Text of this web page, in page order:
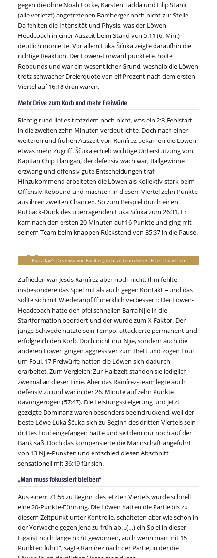
gegen die ohne Noah Locke, Karsten Tadda und Filip Stanic
(alle verletzt) angetretenen Bamberger noch nicht zur Stelle.
Da fehlten die Intensität und Physis, was der Löwen-
Headcoach in einer Auszeit beim Stand von 5:11 (6. Min.)
deutlich monierte. Vor allem Luka Ščuka zeigte daraufhin die
richtige Reaktion. Der Löwen-Forward punktete, holte
Rebounds und war ein wesentlicher Grund, weshalb die Löwen
trotz schwacher Dreierquote von elf Prozent nach dem ersten
Viertel auf 16:18 dran waren.
Mehr Drive zum Korb und mehr Freiwürfe
Richtig rund lief es trotzdem noch nicht, was ein 2:8-Fehlstart
in die zweiten zehn Minuten verdeutlichte. Doch nach einer
weiteren und frühen Auszeit von Ramírez bekamen die Löwen
etwas mehr Zugriff. Ščuka erhielt wichtige Unterstützung von
Kapitän Chip Flanigan, der defensiv wach war, Ballgewinne
erzwang und offensiv gute Entscheidungen traf.
Hinzukommend arbeiteten die Löwen als Kollektiv stark beim
Offensiv-Rebound und machten in diesem Viertel zehn Punkte
aus ihren zweiten Chancen. So zum Beispiel durch einen
Putback-Dunk des überragenden Luka Ščuka zum 26:31. Er
kam nach den ersten 20 Minuten auf 16 Punkte und ging mit
seinem Team beim knappen Rückstand von 35:37 in die Pause.
Barra Njie’s Drive war von Bamberg nicht zu kontrollieren. Fotos: Daniel Löb
Zufrieden war Jesús Ramírez aber noch nicht. Ihm fehlte
insbesondere das Spiel mit als auch gegen Kontakt – und das
sollte sich mit Wiederanpfiff merklich verbessern: Der Löwen-
Headcoach hatte den pfeilschnellen Barra Njie in die
Startformation beordert und der wurde zum X-Faktor. Der
junge Schwede nutzte sein Tempo, attackierte permanent und
erfolgreich den Korb. Doch nicht nur Njie, sondern auch die
anderen Löwen gingen aggressiver zum Brett und zogen Foul
um Foul. 17 Freiwürfe hatten die Löwen sich dadurch
erarbeitet. Zum Vergleich: Zur Halbzeit standen sie lediglich
zweimal an dieser Linie. Aber das Ramírez-Team legte auch
defensiv zu und war in der 26. Minute auf zehn Punkte
davongezogen (57:47). Die Leistungssteigerung und jetzt
gezeigte Dominanz waren besonders beeindruckend, weil der
beste Löwe Luka Ščuka sich zu Beginn des dritten Viertels sein
drittes Foul eingefangen hatte und seitdem nur noch auf der
Bank saß. Doch das kompensierte die Mannschaft angeführt
von 13 Njie-Punkten und entschied diesen Abschnitt
sensationell mit 36:19 für sich.
„Man muss fokussiert bleiben“
Aus einem 71:56 zu Beginn des letzten Viertels wurde schnell
eine 20-Punkte-Führung. Die Löwen hatten die Partie bis zu
diesem Zeitpunkt unter Kontrolle, schalteten aber wie schon in
der Vorwoche gegen Jena zu früh ab. „(…) ein Spiel in dieser
Liga ist noch lange nicht gewonnen, auch wenn man mit 15
Punkten führt“, sagte Ramírez nach der Partie, in der die